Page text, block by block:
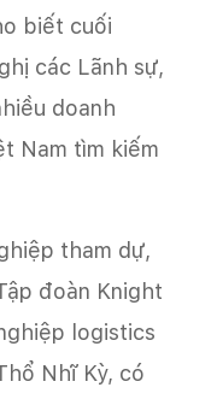
biết cuối
các Lãnh sự,
doanh
Nam tìm kiếm
tham dự,
đoàn Knight
logistics
Nhĩ Kỳ, có